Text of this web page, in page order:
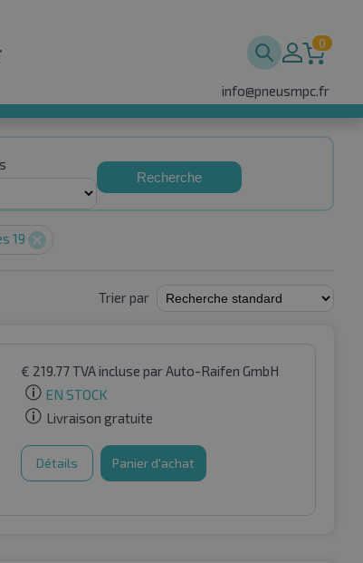
0
info@pneusmpc.fr
Recherche
19
Trier par
€ 219.77TVA incluse par Auto-Raifen GmbH
EN STOCK
Livraison gratuite
Détails Panier d'achat